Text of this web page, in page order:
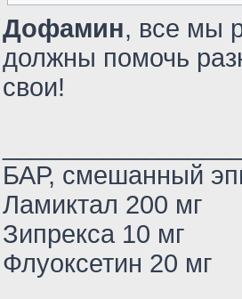
Дофамин, все мы
должны помочь
свои!
БАР, смешанный
Ламиктал 200 мг
Зипрекса 10 мг
Флуоксетин 20 мг